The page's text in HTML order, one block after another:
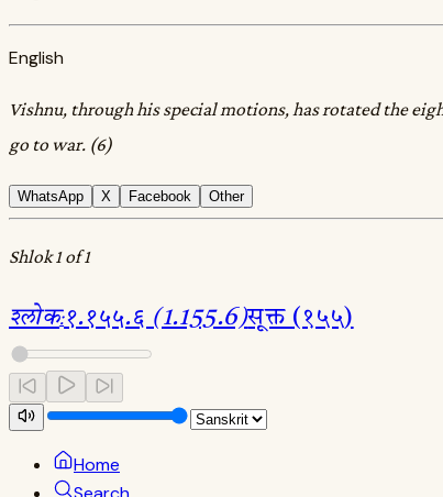
English
Vishnu, through his special motions, has rotated the
go to war. (6)
WhatsApp X Facebook Other
Shlok 1 of 1
श्लोक:१.१५५.६ (1.155.6)सूक्त (१५५)
Home